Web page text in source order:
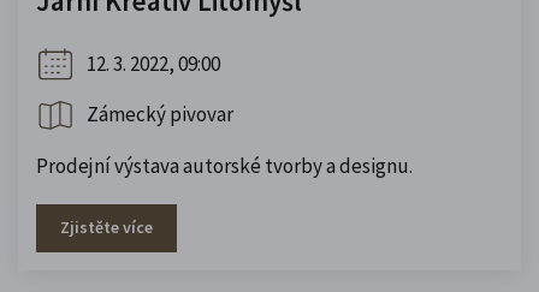
12. 3. 2022, 09:00
Zámecký pivovar
Prodejní výstava autorské tvorby a designu.
Zjistěte více